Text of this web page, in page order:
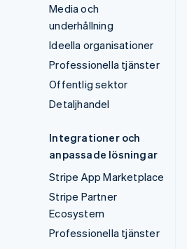
Media och
underhållning
Ideella organisationer
Professionella tjänster
Offentlig sektor
Detaljhandel
Integrationer och
anpassade lösningar
Stripe App Marketplace
Stripe Partner
Ecosystem
Professionella tjänster